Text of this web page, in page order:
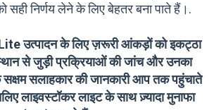
सही निर्णय लेने के लिए बेहतर बना पाते हैं।.
उत्पादन के लिए ज़रूरी आंकड़ों को इकट्ठा
से जुड़ी प्रक्रियाओं की जांच और उनका
सलाहकार की जानकारी आप तक पहुंचाते
लाइवस्टॉकर लाइट के साथ ज़्यादा मुनाफा